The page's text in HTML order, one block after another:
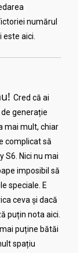
numărul
este aici.
Cred că ai
generație
mai mult, chiar
complicat să
S6. Nici nu mai
imposibil să
speciale. E
ceva și dacă
puțin nota aici.
puține bătăi
spațiu